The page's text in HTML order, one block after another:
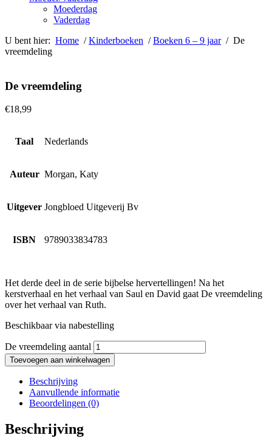
Moederdag
Vaderdag
U bent hier: Home /Kinderboeken /Boeken 6 – 9 jaar/ De
vreemdeling
De vreemdeling
€18,99
Taal Nederlands
Auteur Morgan, Katy
Uitgever Jongbloed Uitgeverij Bv
ISBN 9789033834783
Het derde deel in de serie bijbelse hervertellingen! Na het
kerstverhaal en het verhaal van Saul en David gaat De vreemdeling
over het verhaal van Ruth.
Beschikbaar via nabestelling
De vreemdeling aantal
Toevoegen aan winkelwagen
Beschrijving
Aanvullende informatie
Beoordelingen (0)
Beschrijving